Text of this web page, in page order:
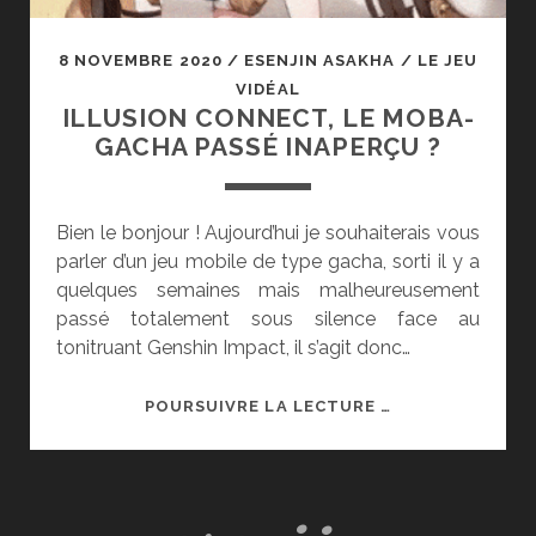
8 NOVEMBRE 2020 / ESENJIN ASAKHA / LE JEU
VIDÉAL
ILLUSION CONNECT, LE MOBA-
GACHA PASSÉ INAPERÇU ?
Bien le bonjour ! Aujourd’hui je souhaiterais vous
parler d’un jeu mobile de type gacha, sorti il y a
quelques semaines mais malheureusement
passé totalement sous silence face au
tonitruant Genshin Impact, il s’agit donc…
POURSUIVRE LA LECTURE …